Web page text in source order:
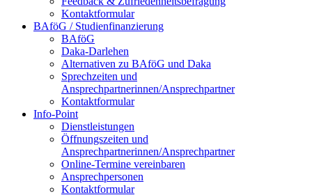
Kontaktformular
BAföG / Studienfinanzierung
BAföG
Daka-Darlehen
Alternativen zu BAföG und Daka
Sprechzeiten und
Ansprechpartnerinnen/Ansprechpartner
Kontaktformular
Info-Point
Dienstleistungen
Öffnungszeiten und
Ansprechpartnerinnen/Ansprechpartner
Online-Termine vereinbaren
Ansprechpersonen
Kontaktformular